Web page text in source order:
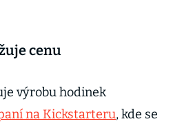
cenu
výrobu hodinek
na Kickstarteru, kde se